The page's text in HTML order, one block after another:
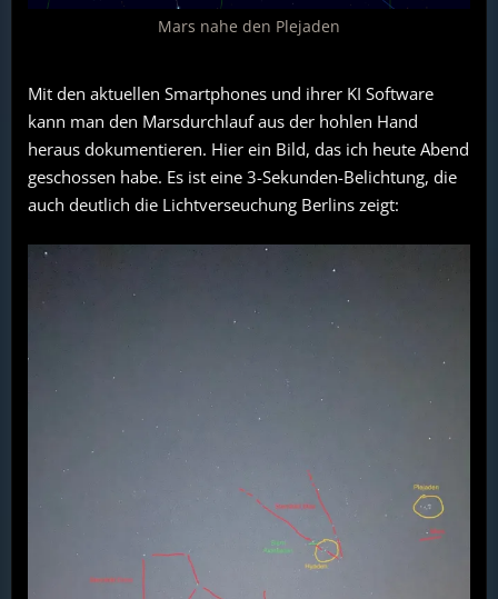
Mars nahe den Plejaden
Mit den aktuellen Smartphones und ihrer KI Software
kann man den Marsdurchlauf aus der hohlen Hand
heraus dokumentieren. Hier ein Bild, das ich heute Abend
geschossen habe. Es ist eine 3-Sekunden-Belichtung, die
auch deutlich die Lichtverseuchung Berlins zeigt: